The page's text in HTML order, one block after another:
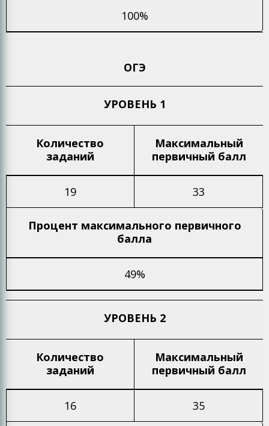
100%
ОГЭ
УРОВЕНЬ 1
Количество
заданий
Максимальный
первичный балл
19 33
Процент максимального первичного
балла
49%
УРОВЕНЬ 2
Количество
заданий
Максимальный
первичный балл
16 35